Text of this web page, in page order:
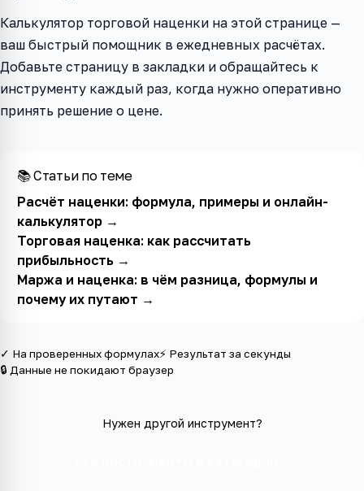
Калькулятор торговой наценки на этой странице —
ваш быстрый помощник в ежедневных расчётах.
Добавьте страницу в закладки и обращайтесь к
инструменту каждый раз, когда нужно оперативно
принять решение о цене.
📚 Статьи по теме
Расчёт наценки: формула, примеры и онлайн-
калькулятор→
Торговая наценка: как рассчитать
прибыльность →
Маржа и наценка: в чём разница, формулы и
почему их путают →
✓ На проверенных формулах⚡ Результат за секунды
🔒 Данные не покидают браузер
Нужен другой инструмент?